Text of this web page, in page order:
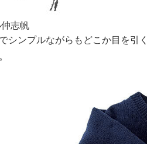
志帆
シンプルながらもどこか目を引